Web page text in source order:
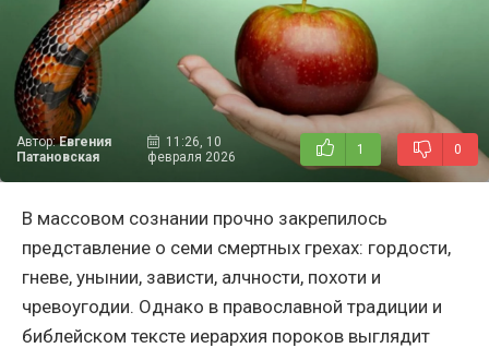
Автор:Евгения
Патановская
11:26, 10
февраля 2026
1 0
В массовом сознании прочно закрепилось
представление о семи смертных грехах: гордости,
гневе, унынии, зависти, алчности, похоти и
чревоугодии. Однако в православной традиции и
библейском тексте иерархия пороков выглядит